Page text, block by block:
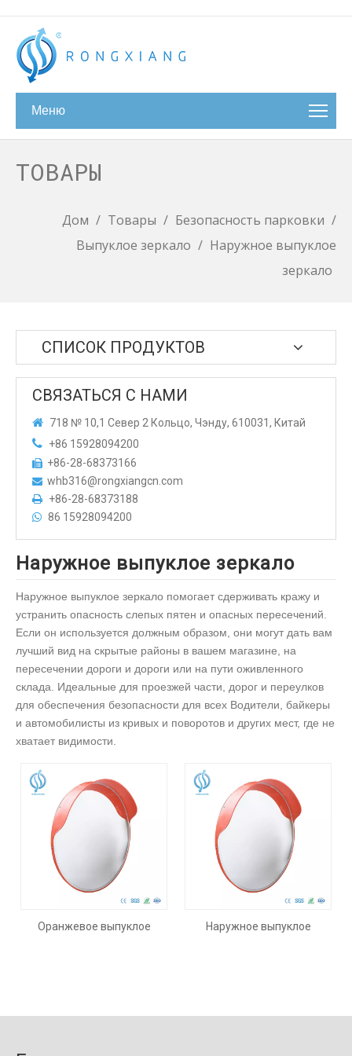
Меню
ТОВАРЫ
Дом / Товары / Безопасность парковки /
Выпуклое зеркало / Наружное выпуклое
зеркало
СПИСОК ПРОДУКТОВ
СВЯЗАТЬСЯ С НАМИ
 718 № 10,1 Север 2 Кольцо, Чэнду, 610031, Китай
 +86 15928094200
 +86-28-68373166
 whb316@rongxiangcn.com
 +86-28-68373188
 86 15928094200
Наружное выпуклое зеркало
Наружное выпуклое зеркало помогает сдерживать кражу и
устранить опасность слепых пятен и опасных пересечений.
Если он используется должным образом, они могут дать вам
лучший вид на скрытые районы в вашем магазине, на
пересечении дороги и дороги или на пути оживленного
склада. Идеальные для проезжей части, дорог и переулков
для обеспечения безопасности для всех Водители, байкеры
и автомобилисты из кривых и поворотов и других мест, где не
хватает видимости.
Оранжевое выпуклое
Наружное выпуклое